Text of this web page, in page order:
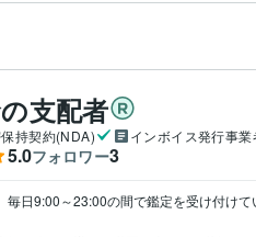
支配者
持契約(NDA) インボイス発行事業
5.0フォロワー3
毎日9:00～23:00の間で鑑定を受け付けて